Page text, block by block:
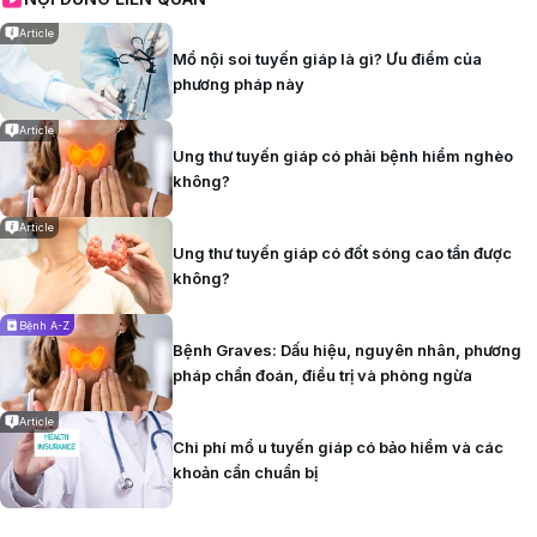
nguy cơ biến chứng và hỗ trợ miễn dịch.
Một lối sống khỏe mạnh giúp nâng cao sức khỏe tổng thể
Chế độ dinh dưỡng:
Bên cạnh chế độ sinh hoạt, có một số nguyên tắc
dinh dưỡng mà bệnh nhân cần lưu ý:
Article
Mổ nội soi tuyến giáp là gì? Ưu điểm của
phương pháp này
Article
Ung thư tuyến giáp có phải bệnh hiểm nghèo
không?
Article
Ung thư tuyến giáp có đốt sóng cao tần được
không?
Bệnh A-Z
Bệnh Graves: Dấu hiệu, nguyên nhân, phương
pháp chẩn đoán, điều trị và phòng ngừa
Article
Chi phí mổ u tuyến giáp có bảo hiểm và các
khoản cần chuẩn bị